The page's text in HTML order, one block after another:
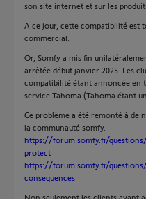
son site internet et sur les
A ce jour, cette compatibilité est
commercial.
Or, Somfy a mis fin
arrêtée début janvier 2025. Les
compatibilité étant annoncée en
service Tahoma (Tahoma étant
Ce problème a été remonté à de
la communauté somfy.
https://forum.somfy.fr/
protect
https://forum.somfy.fr/
consequences
Non seulement les clients ayant